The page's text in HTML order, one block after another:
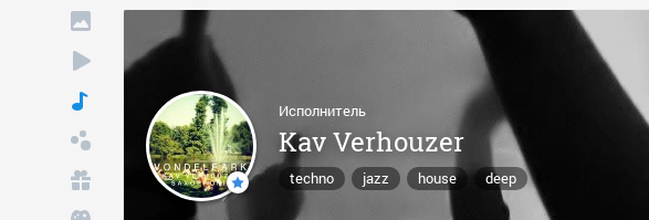
Исполнитель
Kav Verhouzer
techno jazz house deep